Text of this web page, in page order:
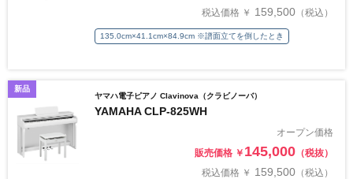
税込価格 ￥ 159,500 （税込）
135.0cm×41.1cm×84.9cm ※譜面立てを倒したとき
新品
ヤマハ電子ピアノ Clavinova（クラビノーバ）
YAMAHA CLP-825WH
オープン価格
販売価格 ￥ 145,000 （税抜）
税込価格 ￥ 159,500 （税込）